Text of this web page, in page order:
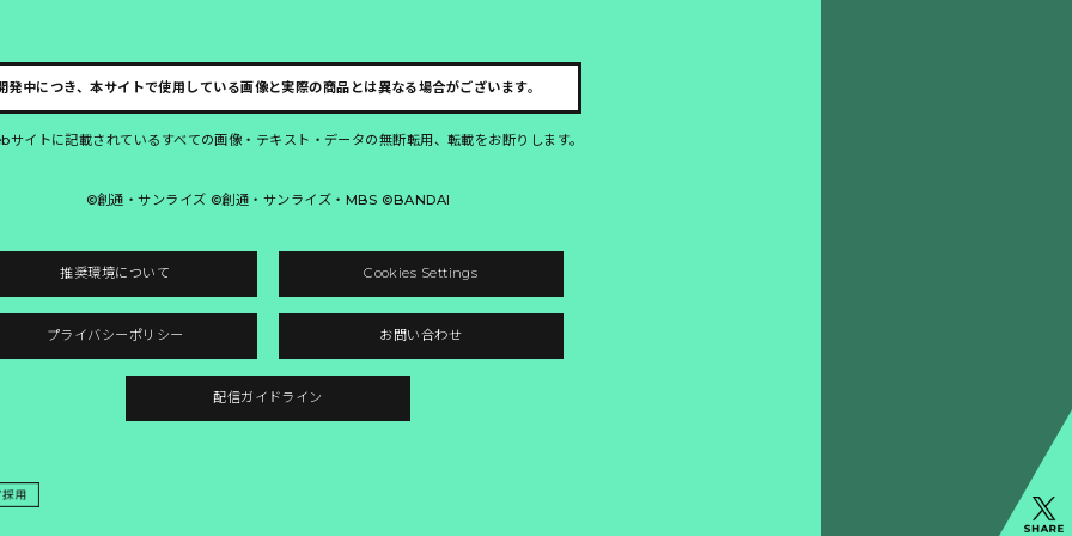
発中につき、本サイトで使用している画像と実際の商品とは異なる場合がございます。
サイトに記載されているすべての画像・テキスト・データの無断転用、転載をお断りします。
©創通・サンライズ ©創通・サンライズ・MBS ©BANDAI
推奨環境について Cookies Settings
プライバシーポリシー お問い合わせ
配信ガイドライン